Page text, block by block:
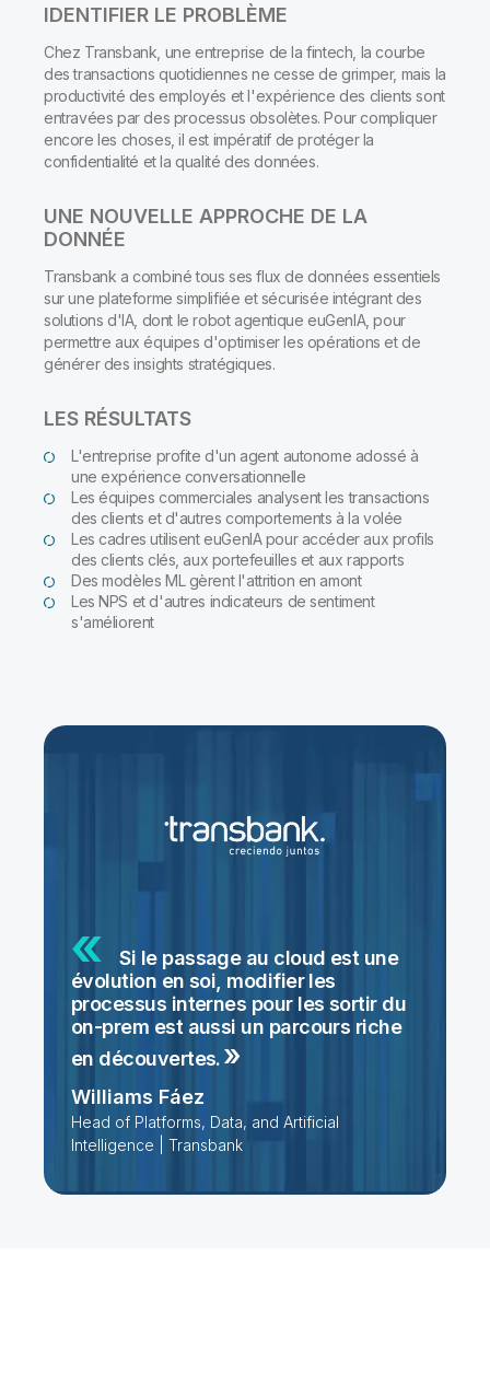
IDENTIFIER LE PROBLÈME
Chez Transbank, une entreprise de la fintech, la courbe
des transactions quotidiennes ne cesse de grimper, mais la
productivité des employés et l'expérience des clients sont
entravées par des processus obsolètes. Pour compliquer
encore les choses, il est impératif de protéger la
confidentialité et la qualité des données.
UNE NOUVELLE APPROCHE DE LA
DONNÉE
Transbank a combiné tous ses flux de données essentiels
sur une plateforme simplifiée et sécurisée intégrant des
solutions d'IA, dont le robot agentique euGenIA, pour
permettre aux équipes d'optimiser les opérations et de
générer des insights stratégiques.
LES RÉSULTATS
L'entreprise profite d'un agent autonome adossé à
une expérience conversationnelle
Les équipes commerciales analysent les transactions
des clients et d'autres comportements à la volée
Les cadres utilisent euGenIA pour accéder aux profils
des clients clés, aux portefeuilles et aux rapports
Des modèles ML gèrent l'attrition en amont
Les NPS et d'autres indicateurs de sentiment
s'améliorent
Si le passage au cloud est une
évolution en soi, modifier les
processus internes pour les sortir du
on-prem est aussi un parcours riche
en découvertes.
Williams Fáez
Head of Platforms, Data, and Artificial
Intelligence | Transbank